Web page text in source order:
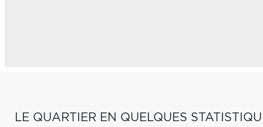
LE QUARTIER EN QUELQUES